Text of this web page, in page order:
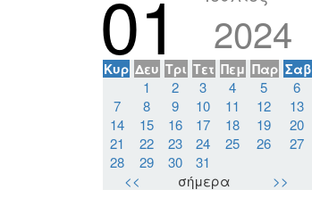
01 2024
Κυρ Δευ Τρι Τετ Πεμ Παρ Σαβ
1 2 3 4 5
6
7
8 9 10 11 12
13
14
15 16 17 18 19
20
21
22 23 24 25 26
27
28
29 30
31
<<
σήμερα >>